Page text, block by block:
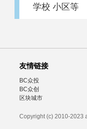
学校 小区等
友情链接
BC众投
BC众创
区块城市
Copyright (c) 2010-2023